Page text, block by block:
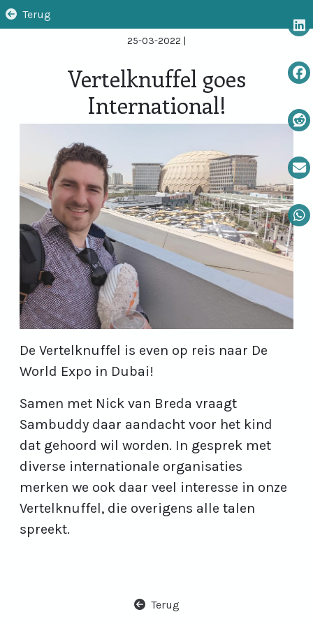
Terug
25-03-2022 |
Vertelknuffel goes
International!
De Vertelknuffel is even op reis naar De
World Expo in Dubai!
Samen met Nick van Breda vraagt
Sambuddy daar aandacht voor het kind
dat gehoord wil worden. In gesprek met
diverse internationale organisaties
merken we ook daar veel interesse in onze
Vertelknuffel, die overigens alle talen
spreekt.
Terug